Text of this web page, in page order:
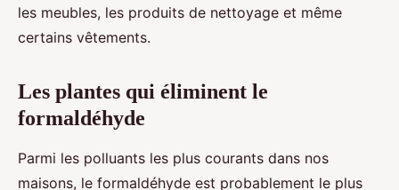
les meubles, les produits de nettoyage et même
certains vêtements.
Les plantes qui éliminent le
formaldéhyde
Parmi les polluants les plus courants dans nos
maisons, le formaldéhyde est probablement le plus